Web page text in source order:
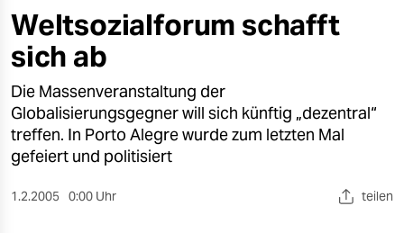
öko
gesellschaft
kultur
sport
berlin
Weltsozialforum schafft
sich ab
Die Massenveranstaltung der
Globalisierungsgegner will sich künftig „dezentral“
treffen. In Porto Alegre wurde zum letzten Mal
gefeiert und politisiert
1.2.2005 0:00 Uhr teilen